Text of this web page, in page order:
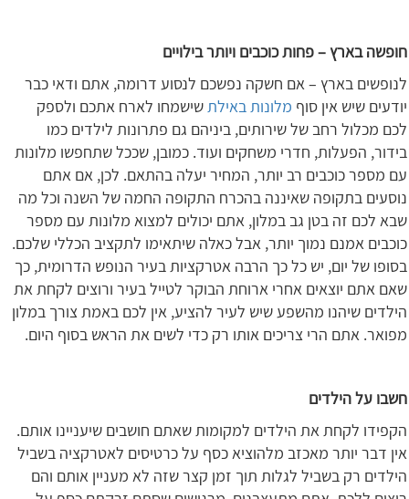
חופשה בארץ – פחות כוכבים ויותר בילויים
לנופשים בארץ – אם חשקה נפשכם לנסוע דרומה, אתם ודאי כבר
יודעים שיש אין סוף מלונות באילתשישמחו לארח אתכם ולספק
לכם מכלול רחב של שירותים, ביניהם גם פתרונות לילדים כמו
בידור, הפעלות, חדרי משחקים ועוד. כמובן, שככל שתחפשו מלונות
עם מספר כוכבים רב יותר, המחיר יעלה בהתאם. לכן, אם אתם
נוסעים בתקופה שאיננה בהכרח התקופה החמה של השנה וכל מה
שבא לכם זה בטן גב במלון, אתם יכולים למצוא מלונות עם מספר
כוכבים אמנם נמוך יותר, אבל כאלה שיתאימו לתקציב הכללי שלכם.
בסופו של יום, יש כל כך הרבה אטרקציות בעיר הנופש הדרומית, כך
שאם אתם יוצאים אחרי ארוחת הבוקר לטייל בעיר ורוצים לקחת את
הילדים שיהנו מהשפע שיש לעיר להציע, אין לכם באמת צורך במלון
מפואר. אתם הרי צריכים אותו רק כדי לשים את הראש בסוף היום.
חשבו על הילדים
הקפידו לקחת את הילדים למקומות שאתם חושבים שיעניינו אותם.
אין דבר יותר מאכזב מלהוציא כסף על כרטיסים לאטרקציה בשביל
הילדים רק בשביל לגלות תוך זמן קצר שזה לא מעניין אותם והם